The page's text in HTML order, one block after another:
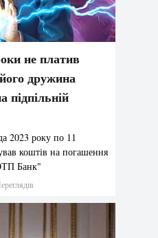
не платив
дружина
підпільній
2023 року по 11
коштів на погашення
Банк"